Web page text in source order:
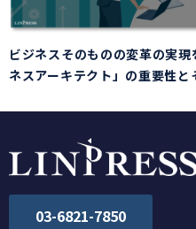
ビジネスそのものの変革の実
ネスアーキテクト」の重要性と
03-6821-7850